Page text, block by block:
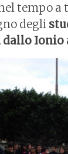
tempo a
degli
dallo Ionio